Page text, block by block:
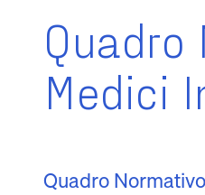
Medici
Quadro